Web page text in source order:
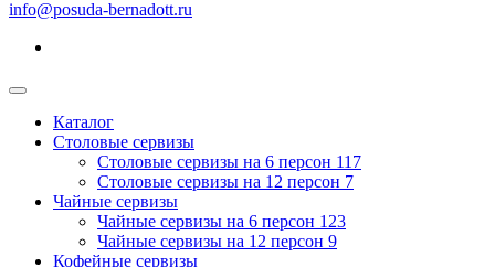
info@posuda-bernadott.ru
Каталог
Столовые сервизы
Столовые сервизы на 6 персон 117
Столовые сервизы на 12 персон 7
Чайные сервизы
Чайные сервизы на 6 персон 123
Чайные сервизы на 12 персон 9
Кофейные сервизы